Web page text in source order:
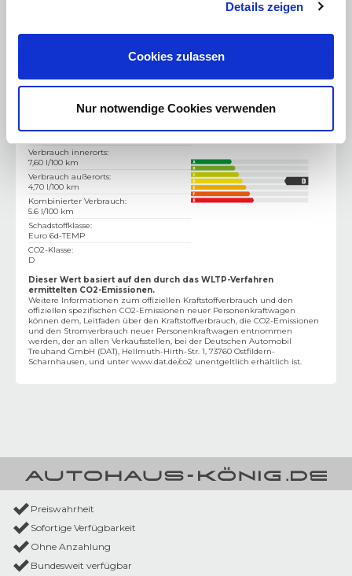
Details zeigen
Cookies zulassen
Nur notwendige Cookies verwenden
Verbrauch & Emissionen
CO2-Emission kombiniert:
Verbrauch innerorts:
7,60 l/100 km
Verbrauch außerorts:
4,70 l/100 km
Kombinierter Verbrauch:
5.6 l/100 km
Schadstoffklasse:
Euro 6d-TEMP
CO2-Klasse:
D
Dieser Wert basiert auf den durch das WLTP-Verfahren
ermittelten CO2-Emissionen.
Weitere Informationen zum offiziellen Kraftstoffverbrauch und den
offiziellen spezifischen CO2-Emissionen neuer Personenkraftwagen
können dem‚ Leitfaden über den Kraftstoffverbrauch, die CO2-Emissionen
und den Stromverbrauch neuer Personenkraftwagen entnommen
werden, der an allen Verkaufsstellen, bei der Deutschen Automobil
Treuhand GmbH (DAT), Hellmuth-Hirth-Str. 1, 73760 Ostfildern-
Scharnhausen, und unter www.dat.de/co2 unentgeltlich erhältlich ist.
Preiswahrheit
Sofortige Verfügbarkeit
Ohne Anzahlung
Bundesweit verfügbar